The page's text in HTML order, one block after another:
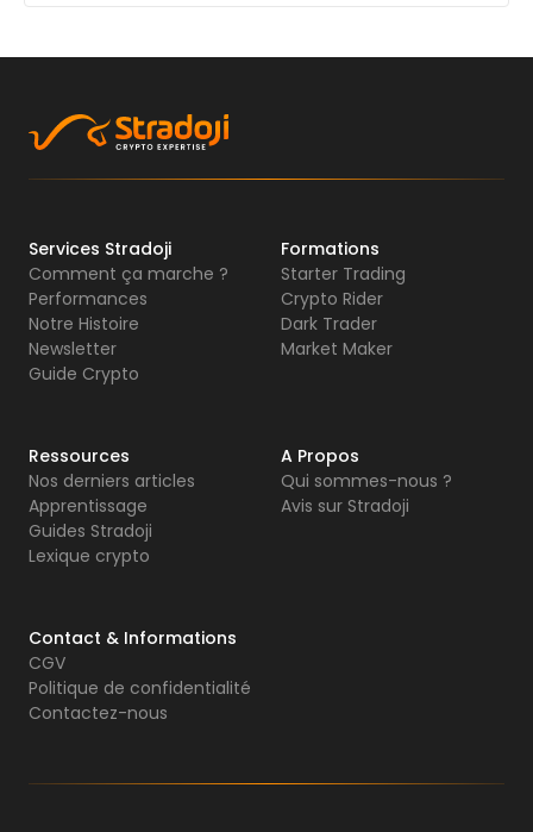
Services Stradoji
Comment ça marche ?
Performances
Notre Histoire
Newsletter
Guide Crypto
Formations
Starter Trading
Crypto Rider
Dark Trader
Market Maker
Ressources
Nos derniers articles
Apprentissage
Guides Stradoji
Lexique crypto
A Propos
Qui sommes-nous ?
Avis sur Stradoji
Contact & Informations
CGV
Politique de confidentialité
Contactez-nous